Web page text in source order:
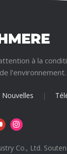
à la
l'environnement.
Nouvelles |
Co., Ltd.